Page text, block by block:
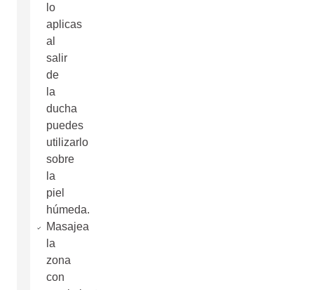
lo
aplicas
al
salir
de
la
ducha
puedes
utilizarlo
sobre
la
piel
húmeda.
Masajea
la
zona
con